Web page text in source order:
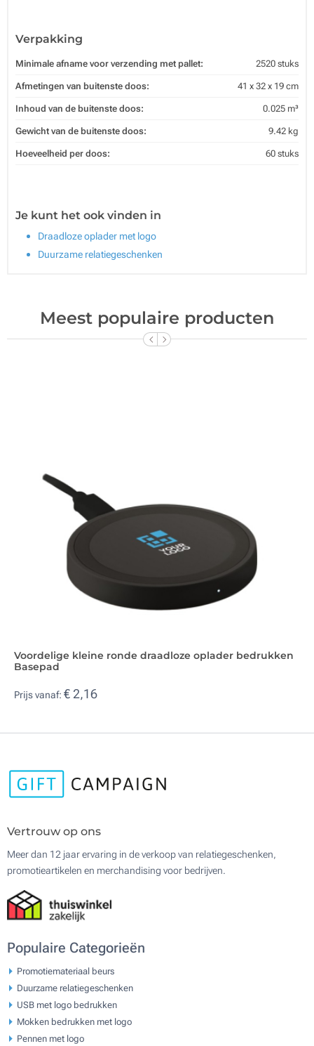
Verpakking
Minimale afname voor verzending met pallet: 2520 stuks
Afmetingen van buitenste doos: 41 x 32 x 19 cm
Inhoud van de buitenste doos: 0.025 m³
Gewicht van de buitenste doos: 9.42 kg
Hoeveelheid per doos: 60 stuks
Je kunt het ook vinden in
Draadloze oplader met logo
Duurzame relatiegeschenken
Meest populaire producten
Voordelige kleine ronde draadloze oplader bedrukken
Basepad
Prijs vanaf: € 2,16
Vertrouw op ons
Meer dan 12 jaar ervaring in de verkoop van relatiegeschenken,
promotieartikelen en merchandising voor bedrijven.
Populaire Categorieën
Promotiemateriaal beurs
Duurzame relatiegeschenken
USB met logo bedrukken
Mokken bedrukken met logo
Pennen met logo